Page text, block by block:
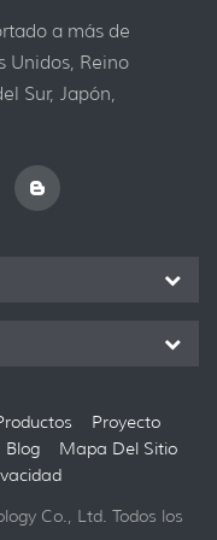
a más de
Unidos, Reino
Sur, Japón,
Proyecto
Blog
Mapa Del Sitio
Co., Ltd. Todos los